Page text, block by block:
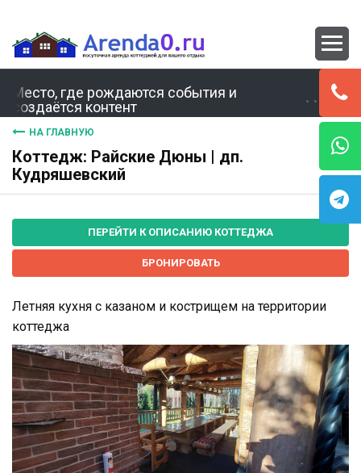
Место, где рождаются события и
создаётся контент
НА ГЛАВНУЮ
Коттедж: Райские Дюны | дп.
Кудряшевский
ПЕРЕЙТИ К ОПИСАНИЮ КОТТЕДЖА
БРОНИРОВАТЬ
Летняя кухня с казаном и кострищем на территории
коттеджа